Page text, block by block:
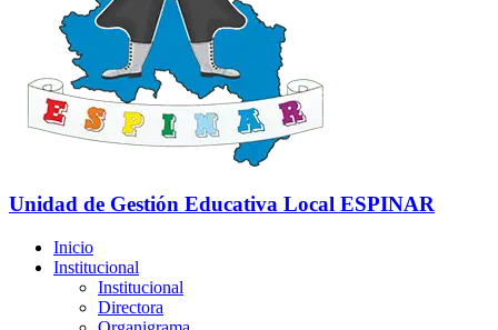
Unidad de Gestión Educativa Local ESPINAR
Inicio
Institucional
Institucional
Directora